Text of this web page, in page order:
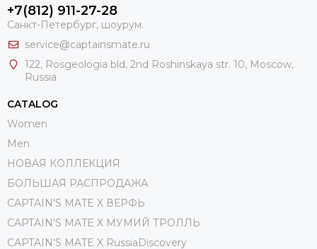
+7(812) 911-27-28
Санкт-Петербург, шоурум.
service@captainsmate.ru
122, Rosgeologia bld, 2nd Roshinskaya str. 10, Moscow,
Russia
CATALOG
Women
Men
НОВАЯ КОЛЛЕКЦИЯ
БОЛЬШАЯ РАСПРОДАЖА
CAPTAIN'S MATE X ВЕРФЬ
CAPTAIN'S MATE Х МУМИЙ ТРОЛЛЬ
CAPTAIN'S MATE X RussiaDiscovery